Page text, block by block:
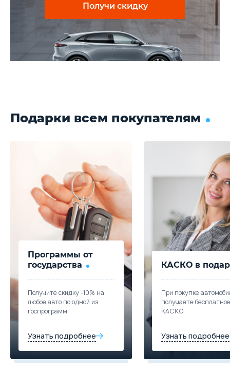
Получи скидку
Подарки всем покупателям
Программы от
государства
Получите скидку -10% на
любое авто по одной из
госпрограмм
Узнать подробнее
КАСКО в
При покупке
получаете бесплатное
КАСКО
Узнать подробнее